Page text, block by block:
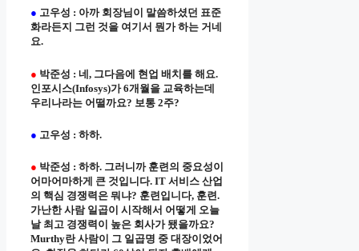
● 고우성 : 아까 회장님이 말씀하셨던 표준
화라든지 그런 것을 여기서 뭔가 하는 거네
요.
● 박준성 : 네, 그다음에 현업 배치를 해요.
인포시스(Infosys)가 6개월을 교육하는데
우리나라는 어떨까요? 보통 2주?
● 고우성 : 하하.
● 박준성 : 하하. 그러니까 훈련의 중요성이
어마어마하게 큰 것입니다. IT 서비스 산업
의 핵심 경쟁력은 뭐냐? 훈련입니다, 훈련.
가난한 사람 일곱이 시작해서 어떻게 오늘
날 최고 경쟁력이 높은 회사가 됐을까요?
Murthy란 사람이 그 일곱명 중 대장이었어